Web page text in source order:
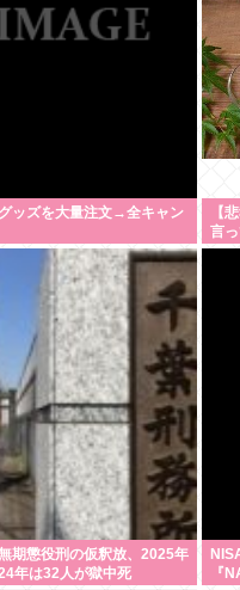
ッズを大量注文→全キャン
【
言
期懲役刑の仮釈放、2025年
年は32人が獄中死
『